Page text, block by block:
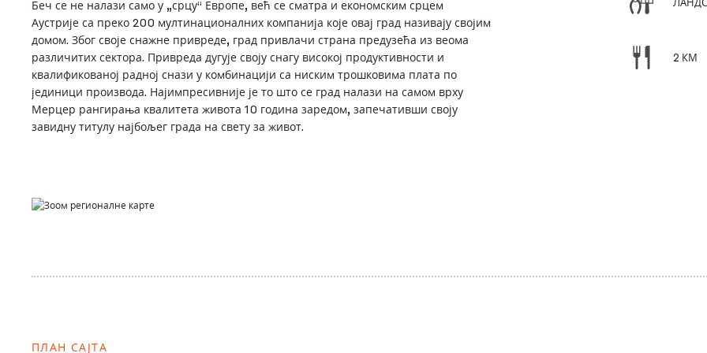
Беч се не налази само у „срцу“ Европе, већ се сматра и економским срцем
Аустрије са преко 200 мултинационалних компанија које овај град називају својим
домом. Због своје снажне привреде, град привлачи страна предузећа из веома
различитих сектора. Привреда дугује своју снагу високој продуктивности и
квалификованој радној снази у комбинацији са ниским трошковима плата по
јединици производа. Најимпресивније је то што се град налази на самом врху
Мерцер рангирања квалитета живота 10 година заредом, запечативши своју
завидну титулу најбољег града на свету за живот.
2 КМ
ПЛАН САЈТА